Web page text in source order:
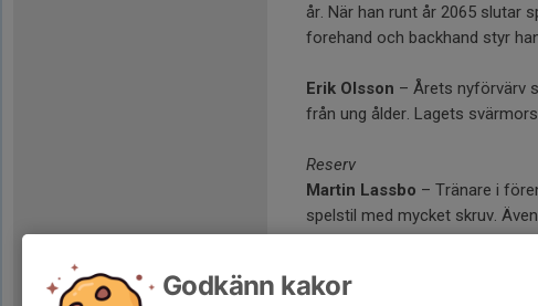
år. När han runt år 2065 slutar
forehand och backhand styr
Erik Olsson – Årets nyförvärv
från ung ålder. Lagets
Reserv
Martin Lassbo – Tränare i
spelstil med mycket skruv.
Per Andersson
– Har
Godkänn kakor